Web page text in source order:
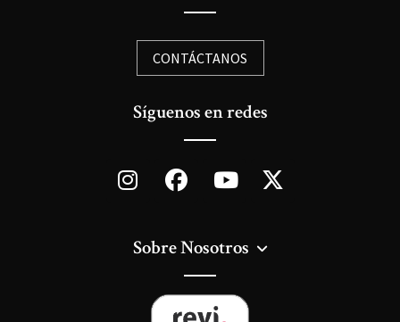
CONTÁCTANOS
Síguenos en redes
Sobre Nosotros